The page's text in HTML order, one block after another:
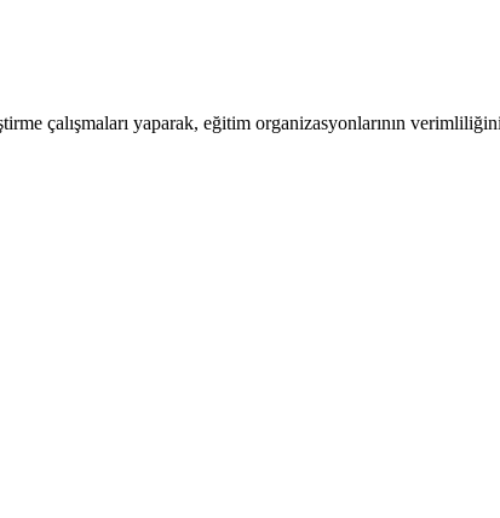
çalışmaları yaparak, eğitim organizasyonlarının